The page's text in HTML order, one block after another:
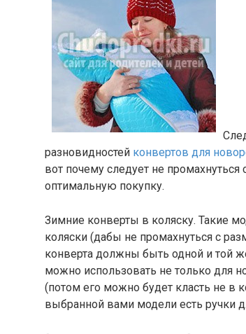
разновидностей конвертов для
вот почему следует не
оптимальную покупку.
Зимние конверты в коляску. Такие
коляски (дабы не промахнуться с
конверта должны быть одной и той
можно использовать не только для
(потом его можно будет класть не в
выбранной вами модели есть ручки